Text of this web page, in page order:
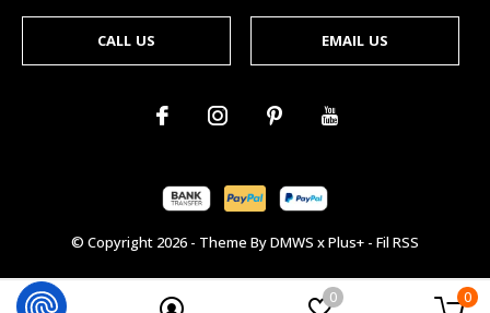
CALL US EMAIL US
© Copyright 2026 - Theme ByDMWS xPlus+ - Fil RSS
0 0